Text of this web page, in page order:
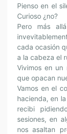
Pienso en el
Curioso ¿no?
Pero más
cada ocasión
a la cabeza el
Vivimos en un
que opacan
Vamos en el
hacienda, en
recibi
sesiones, en
nos asaltan